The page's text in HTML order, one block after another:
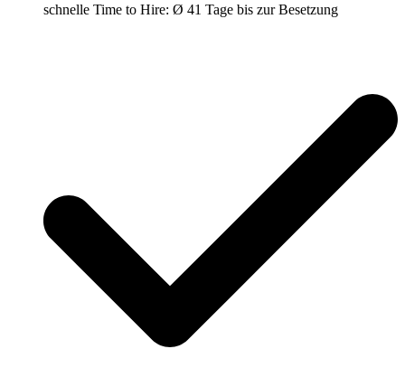
schnelle Time to Hire: Ø 41 Tage bis zur Besetzung